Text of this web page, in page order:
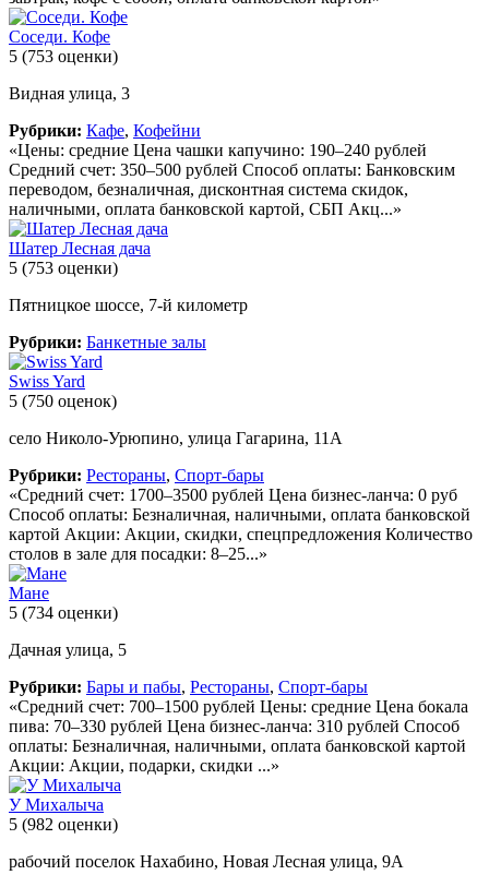
Соседи. Кофе
5 (753 оценки)
Видная улица, 3
Рубрики: Кафе, Кофейни
«Цены: средние Цена чашки капучино: 190–240 рублей
Средний счет: 350–500 рублей Способ оплаты: Банковским
переводом, безналичная, дисконтная система скидок,
наличными, оплата банковской картой, СБП Акц...»
Шатер Лесная дача
5 (753 оценки)
Пятницкое шоссе, 7-й километр
Рубрики: Банкетные залы
Swiss Yard
5 (750 оценок)
село Николо-Урюпино, улица Гагарина, 11А
Рубрики: Рестораны, Спорт-бары
«Средний счет: 1700–3500 рублей Цена бизнес-ланча: 0 руб
Способ оплаты: Безналичная, наличными, оплата банковской
картой Акции: Акции, скидки, спецпредложения Количество
столов в зале для посадки: 8–25...»
Мане
5 (734 оценки)
Дачная улица, 5
Рубрики: Бары и пабы, Рестораны, Спорт-бары
«Средний счет: 700–1500 рублей Цены: средние Цена бокала
пива: 70–330 рублей Цена бизнес-ланча: 310 рублей Способ
оплаты: Безналичная, наличными, оплата банковской картой
Акции: Акции, подарки, скидки ...»
У Михалыча
5 (982 оценки)
рабочий поселок Нахабино, Новая Лесная улица, 9А